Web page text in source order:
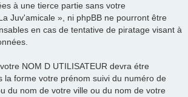
à une tierce partie sans votre
Juv'amicale », ni phpBB ne pourront être
en cas de tentative de piratage visant à
votre NOM D UTILISATEUR devra étre
la forme votre prénom suivi du numéro de
du nom de votre ville ou du nom de votre